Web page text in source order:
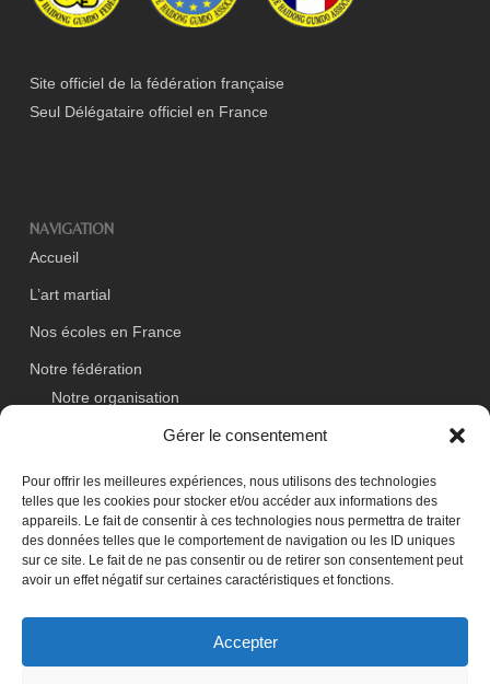
Gérer le consentement
Pour offrir les meilleures expériences, nous utilisons des technologies
telles que les cookies pour stocker et/ou accéder aux informations des
appareils. Le fait de consentir à ces technologies nous permettra de traiter
des données telles que le comportement de navigation ou les ID uniques
sur ce site. Le fait de ne pas consentir ou de retirer son consentement peut
avoir un effet négatif sur certaines caractéristiques et fonctions.
Accepter
Site officiel de la fédération française
Seul Délégataire officiel en France
NAVIGATION
Accueil
L’art martial
Nos écoles en France
Notre fédération
Notre organisation
Contact
ADRESSE
France Haidong Gumdo
64 Avenue des Roses 93250 Villemomble, France